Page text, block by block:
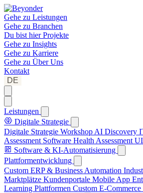
Gehe zu Leistungen
Gehe zu Branchen
Du bist hierProjekte
Gehe zu Insights
Gehe zu Karriere
Gehe zu Über Uns
Kontakt
DE
Leistungen
Digitale Strategie
Digitale Strategie Workshop AI Discovery
Assessment Software Health Assessment
Software & KI-Automatisierung
Plattformentwicklung
Custom ERP & Business Automation
Marktplätze Kundenportale Mobile App
Learning Plattformen Custom E-